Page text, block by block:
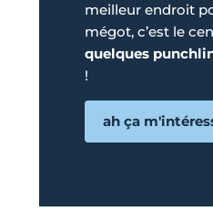
meilleur endroit
mégot, c’est le
quelques
!
ah ça